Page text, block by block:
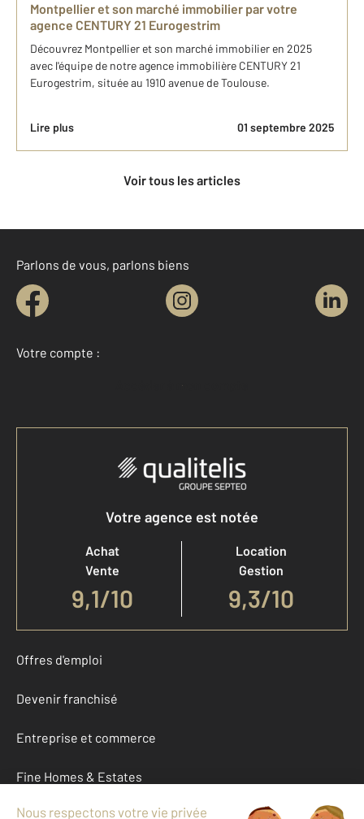
Montpellier et son marché immobilier par votre
agence CENTURY 21 Eurogestrim
Découvrez Montpellier et son marché immobilier en 2025
avec l'équipe de notre agence immobilière CENTURY 21
Eurogestrim, située au 1910 avenue de Toulouse.
Lire plus 01 septembre 2025
Voir tous les articles
Parlons de vous, parlons biens
Votre compte :
Accéder à mon compte
Votre agence est notée
Achat
Vente
9,1/10
Location
Gestion
9,3/10
Offres d'emploi
Devenir franchisé
Entreprise et commerce
Fine Homes & Estates
À propos